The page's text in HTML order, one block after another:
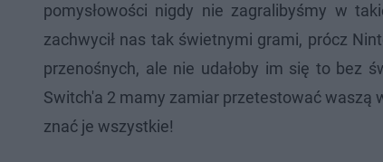
pomysłowości nigdy nie zagralibyśmy w
zachwycił nas tak świetnymi grami, prócz
przenośnych, ale nie udałoby im się to bez
Switch'a 2 mamy zamiar przetestować waszą
znać je wszystkie!